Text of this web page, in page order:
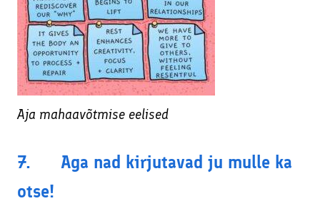
Aja mahaavõtmise eelised
7. Aga nad kirjutavad ju mulle ka
otse!